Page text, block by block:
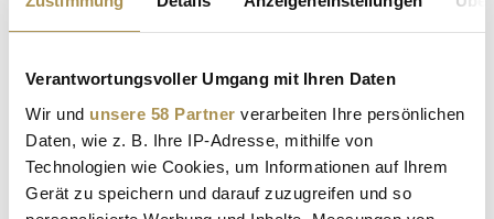
Verantwortungsvoller Umgang mit Ihren Daten
Wir und unsere 58 Partner verarbeiten Ihre persönlichen
Daten, wie z. B. Ihre IP-Adresse, mithilfe von
Technologien wie Cookies, um Informationen auf Ihrem
Gerät zu speichern und darauf zuzugreifen und so